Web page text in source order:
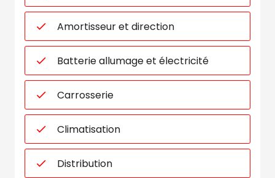
Amortisseur et direction
Batterie allumage et électricité
Carrosserie
Climatisation
Distribution